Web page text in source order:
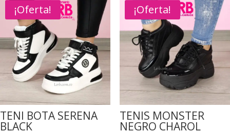
¡Oferta!
TENI BOTA SERENA
BLACK
¡Oferta!
TENIS MONSTER
NEGRO CHAROL